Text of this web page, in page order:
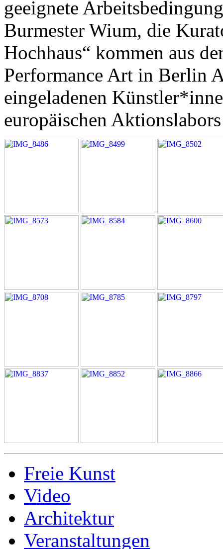
geeignete
Burmester Wium, die
Hochhaus“ kommen aus
Performance Art in Berlin
eingeladenen
europäischen
Freie Kunst
Video
Architektur
Veranstaltungen